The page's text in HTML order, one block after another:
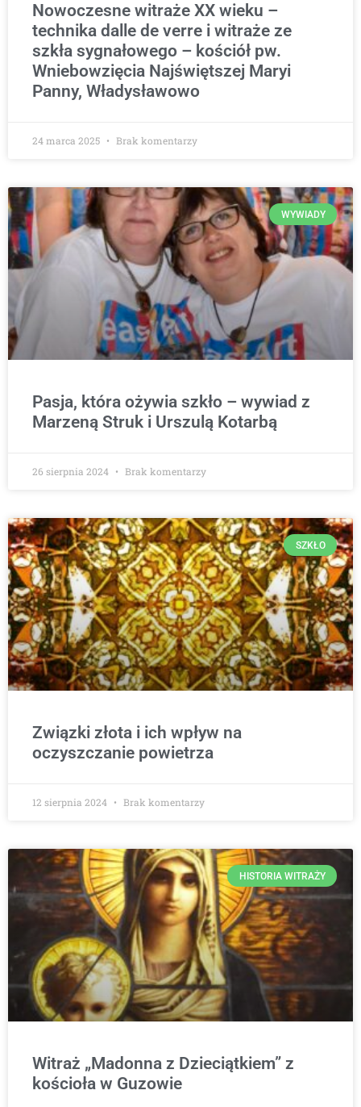
Nowoczesne witraże XX wieku –
technika dalle de verre i witraże ze
szkła sygnałowego – kościół pw.
Wniebowzięcia Najświętszej Maryi
Panny, Władysławowo
24 marca 2025 Brak komentarzy
WYWIADY
Pasja, która ożywia szkło – wywiad z
Marzeną Struk i Urszulą Kotarbą
26 sierpnia 2024 Brak komentarzy
SZKŁO
Związki złota i ich wpływ na
oczyszczanie powietrza
12 sierpnia 2024 Brak komentarzy
HISTORIA WITRAŻY
Witraż „Madonna z Dzieciątkiem” z
kościoła w Guzowie